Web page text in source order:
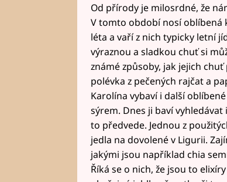
Od přírody je milosrdné, že
V tomto období nosí oblíbená
léta a vaří z nich typicky letní
výraznou a sladkou chuť si
známé způsoby, jak jejich
polévka z pečených rajčat a
Karolína vybaví i další
sýrem. Dnes ji baví
to předvede. Jednou z
jedla na dovolené v Ligurii.
jakými jsou například chia
Říká se o nich, že jsou to